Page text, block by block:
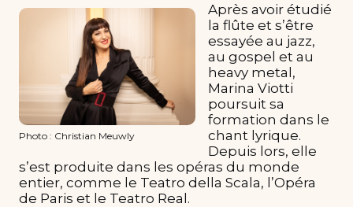
Photo : Christian Meuwly
Après avoir étudié
la flûte et s’être
essayée au jazz,
au gospel et au
heavy metal,
Marina Viotti
poursuit sa
formation dans le
chant lyrique.
Depuis lors, elle
s’est produite dans les opéras du monde
entier, comme le Teatro della Scala, l’Opéra
de Paris et le Teatro Real.